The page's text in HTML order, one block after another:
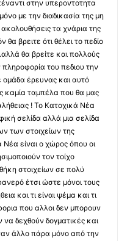
στην υπεροντοτητα
με την διαδικασία της μη
τα χνάρια της
βρειτε ότι θέλει το πεδίο
θα βρείτε και πολλούς
του πεδιου την
έρευνας και αυτό
καμία ταμπέλα που θα μας
! Το Κατοχικά Νέα
σελίδα αλλά μια σελίδα
των στοιχείων της
Νέα είναι ο χώρος όπου οι
τον τοίχο
στοιχείων σε πολύ
έτσι ώστε μόνοι τους
και τι είναι ψέμα και τι
που αλλοι δεν μπορουν
δεχθούν δογματικές και
άλλο πάρα μόνο από την